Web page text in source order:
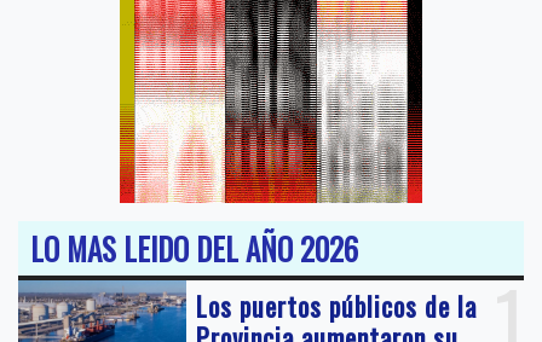
LO MAS LEIDO DEL AÑO 2026
1
Los puertos públicos de la